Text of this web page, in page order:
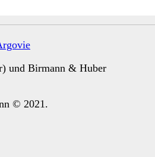
und Birmann & Huber
© 2021.